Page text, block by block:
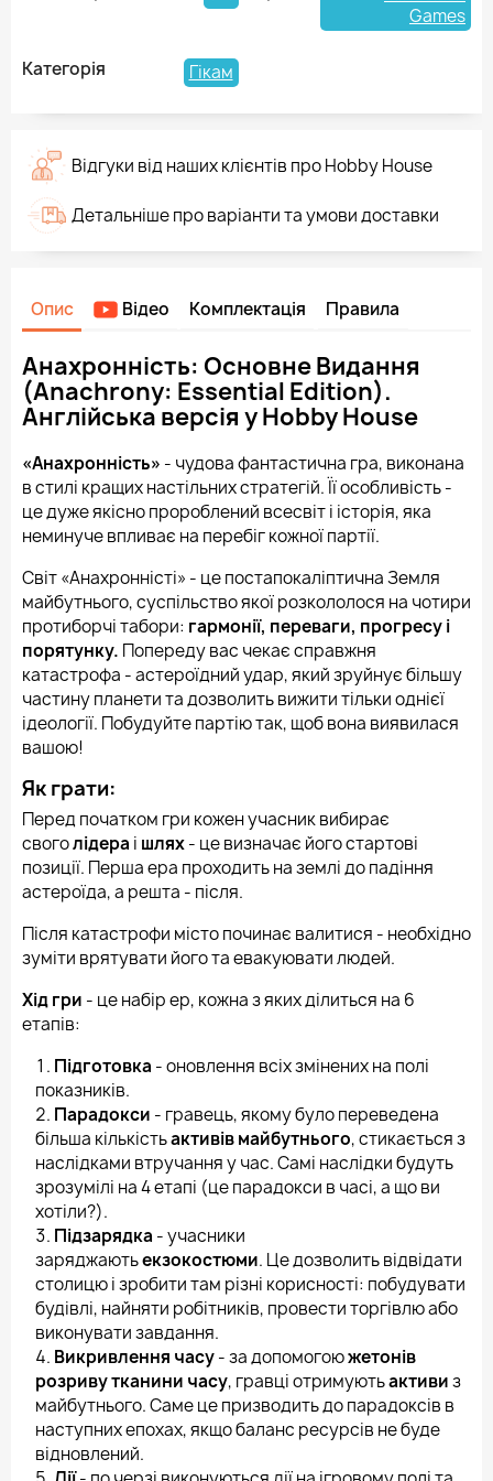
Games
Категорія Гікам
Відгуки від наших клієнтів про Hobby House
Детальніше про варіанти та умови доставки
Опис Відео Комплектація Правила
Анахронність: Основне Видання
(Anachrony: Essential Edition).
Англійська версія у Hobby House
«Анахронність» - чудова фантастична гра, виконана
в стилі кращих настільних стратегій. Її особливість -
це дуже якісно пророблений всесвіт і історія, яка
неминуче впливає на перебіг кожної партії.
Світ «Анахронністі» - це постапокаліптична Земля
майбутнього, суспільство якої розкололося на чотири
протиборчі табори: гармонії, переваги, прогресу і
порятунку. Попереду вас чекає справжня
катастрофа - астероїдний удар, який зруйнує більшу
частину планети та дозволить вижити тільки однієї
ідеології. Побудуйте партію так, щоб вона виявилася
вашою!
Як грати:
Перед початком гри кожен учасник вибирає
своголідера і шлях- це визначає його стартові
позиції. Перша ера проходить на землі до падіння
астероїда, а решта - після.
Після катастрофи місто починає валитися - необхідно
зуміти врятувати його та евакуювати людей.
Хід гри - це набір ер, кожна з яких ділиться на 6
етапів:
Підготовка - оновлення всіх змінених на полі
показників.
Парадокси - гравець, якому було переведена
більша кількістьактивів майбутнього, стикається з
наслідками втручання у час. Самі наслідки будуть
зрозумілі на 4 етапі (це парадокси в часі, а що ви
хотіли?).
Підзарядка - учасники
заряджаютьекзокостюми. Це дозволить відвідати
столицю і зробити там різні корисності: побудувати
будівлі, найняти робітників, провести торгівлю або
виконувати завдання.
Викривлення часу- за допомогоюжетонів
розриву тканини часу, гравці отримуютьактивиз
майбутнього. Саме це призводить до парадоксів в
наступних епохах, якщо баланс ресурсів не буде
відновлений.